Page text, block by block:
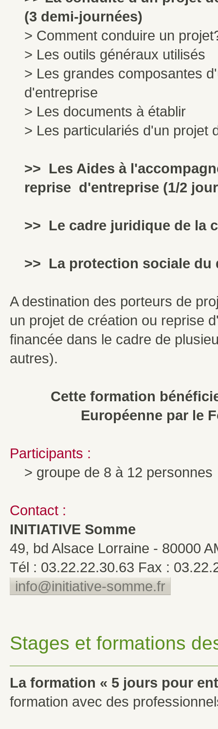
(3 demi-journées)
> Comment conduire un
> Les outils généraux utilisés
> Les grandes composantes
d'entreprise
> Les documents à établir
> Les particulariés d'un projet
>> Les Aides à
reprise d'entreprise (1/2
>> Le cadre juridique de la
>> La protection sociale du
A destination des porteurs de
un projet de création ou reprise
financée dans le cadre de
autres).
Cette formation
Européenne par le
Participants :
> groupe de 8 à 12 personnes
Contact :
INITIATIVE Somme
49, bd Alsace Lorraine - 80000
Tél : 03.22.22.30.63 Fax :
info@initiative-somme.fr
Stages et formations
La formation « 5 jours pour
formation avec des